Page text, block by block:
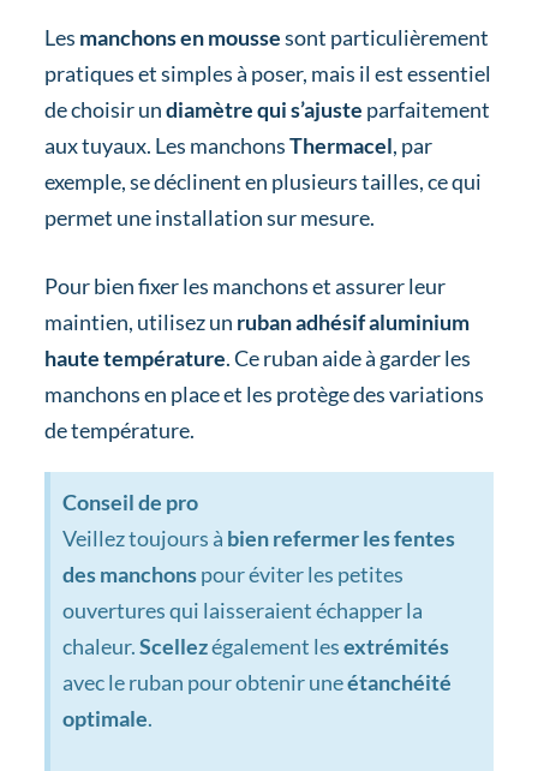
Les manchons en moussesont particulièrement
pratiques et simples à poser, mais il est essentiel
de choisir undiamètre qui s’ajuste parfaitement
aux tuyaux. Les manchonsThermacel, par
exemple, se déclinent en plusieurs tailles, ce qui
permet une installation sur mesure.
Pour bien fixer les manchons et assurer leur
maintien, utilisez un ruban adhésif aluminium
haute température. Ce ruban aide à garder les
manchons en place et les protège des variations
de température.
Conseil de pro
Veillez toujours à bien refermer les fentes
des manchonspour éviter les petites
ouvertures qui laisseraient échapper la
chaleur.Scellezégalement lesextrémités
avec le ruban pour obtenir uneétanchéité
optimale.